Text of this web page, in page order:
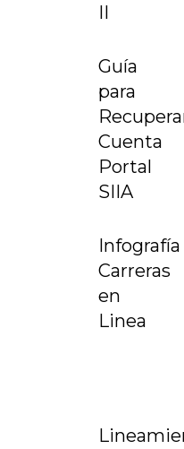
II
Guía
para
Cuenta
Portal
SIIA
Infografía
Carreras
en
Linea